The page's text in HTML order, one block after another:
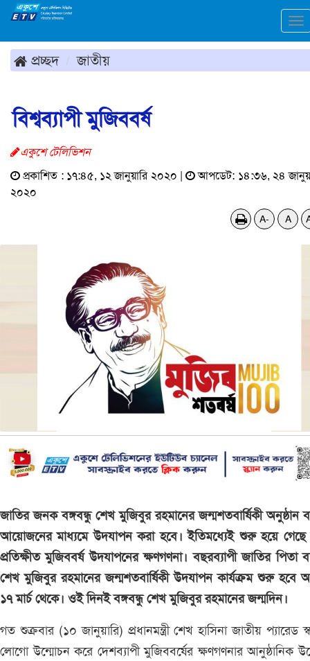
প্রচ্ছদ জাতীয়
বিশ্বব্যাপী মুজিববর্ষ
একুশে টেলিভিশন
প্রকাশিত : ১৭:৪৫, ১২ জানুয়ারি ২০২০ |
আপডেট: ১৪:৩৬, ২৪
২০২০
A- A
জাতির জনক বঙ্গবন্ধু শেখ মুজিবুর রহমানের জন্মশতবার্ষিকী অনুষ্ঠান
আয়োজনের মাধ্যমে উদযাপন করা হবে। ইতিমধ্যেই শুরু হয়ে
প্রতিক্ষীত মুজিববর্ষ উদযাপনের ক্ষণগণনা। বছরব্যাপী জাতির পিতা
শেখ মুজিবুর রহমানের জন্মশতবার্ষিকী উদযাপন কার্যক্রম শুরু হবে
১৭ মার্চ থেকে। ওই দিনই বঙ্গবন্ধু শেখ মুজিবুর রহমানের জন্মদিন।
গত শুক্রবার (১০ জানুয়ারি) প্রধানমন্ত্রী শেখ হাসিনা জাতীয় প্যারেড
লোগো উন্মোচন করে দেশব্যাপী মুজিববর্ষের ক্ষণগণনার আনুষ্ঠানিক